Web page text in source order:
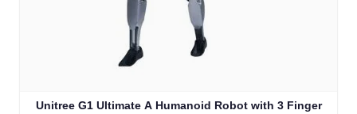
Unitree G1 Ultimate A Humanoid Robot with 3 Finger